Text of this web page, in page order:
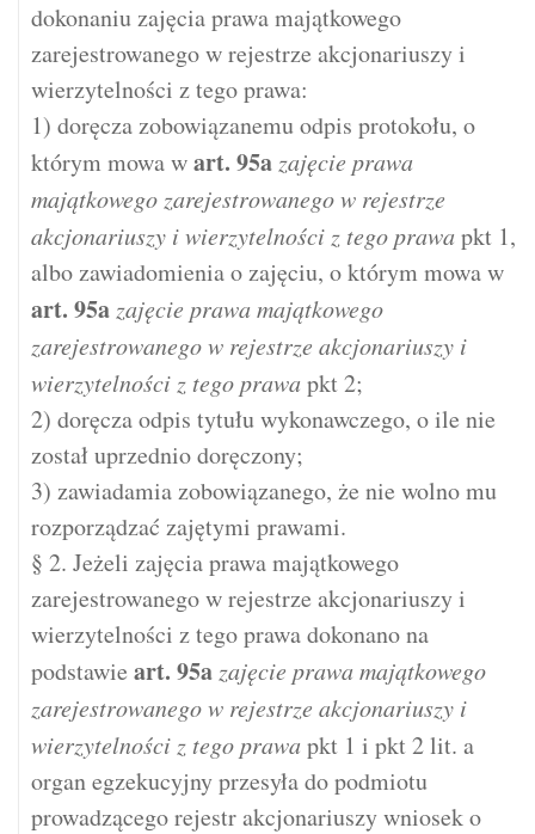
dokonaniu zajęcia prawa majątkowego
zarejestrowanego w rejestrze akcjonariuszy i
wierzytelności z tego prawa:
1) doręcza zobowiązanemu odpis protokołu, o
którym mowa wart. 95a zajęcie prawa
majątkowego zarejestrowanego w rejestrze
akcjonariuszy i wierzytelności z tego prawapkt 1,
albo zawiadomienia o zajęciu, o którym mowa w
art. 95a zajęcie prawa majątkowego
zarejestrowanego w rejestrze akcjonariuszy i
wierzytelności z tego prawapkt 2;
2) doręcza odpis tytułu wykonawczego, o ile nie
został uprzednio doręczony;
3) zawiadamia zobowiązanego, że nie wolno mu
rozporządzać zajętymi prawami.
§ 2. Jeżeli zajęcia prawa majątkowego
zarejestrowanego w rejestrze akcjonariuszy i
wierzytelności z tego prawa dokonano na
podstawie art. 95a zajęcie prawa majątkowego
zarejestrowanego w rejestrze akcjonariuszy i
wierzytelności z tego prawapkt 1 i pkt 2 lit. a
organ egzekucyjny przesyła do podmiotu
prowadzącego rejestr akcjonariuszy wniosek o